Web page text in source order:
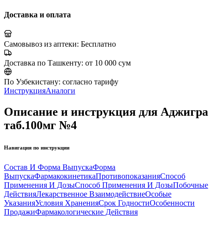
Доставка и оплата
Самовывоз из аптеки: Бесплатно
Доставка по Ташкенту: от 10 000 сум
По Узбекистану: согласно тарифу
ИнструкцияАналоги
Описание и инструкция для Аджигра
таб.100мг №4
Навигация по инструкции
Состав И Форма ВыпускаФорма
ВыпускаФармакокинетикаПротивопоказанияСпособ
Применения И ДозыСпособ Применения И ДозыПобочные
ДействияЛекарственное ВзаимодействиеОсобые
УказанияУсловия ХраненияСрок ГодностиОсобенности
ПродажиФармакологические Действия